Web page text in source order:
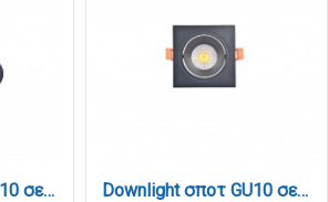
Downlight σποτ GU10 σε μαύρη απόχρωση (X00310B) Downlight σποτ GU10 σε μαύρη απόχρωση (X00320B)